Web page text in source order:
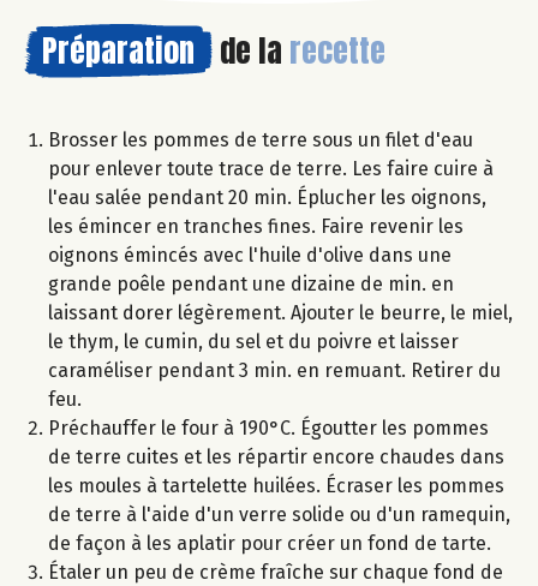
Préparation de la recette
Brosser les pommes de terre sous un filet d'eau
pour enlever toute trace de terre. Les faire cuire à
l'eau salée pendant 20 min. Éplucher les oignons,
les émincer en tranches fines. Faire revenir les
oignons émincés avec l'huile d'olive dans une
grande poêle pendant une dizaine de min. en
laissant dorer légèrement. Ajouter le beurre, le miel,
le thym, le cumin, du sel et du poivre et laisser
caraméliser pendant 3 min. en remuant. Retirer du
feu.
Préchauffer le four à 190°C. Égoutter les pommes
de terre cuites et les répartir encore chaudes dans
les moules à tartelette huilées. Écraser les pommes
de terre à l'aide d'un verre solide ou d'un ramequin,
de façon à les aplatir pour créer un fond de tarte.
Étaler un peu de crème fraîche sur chaque fond de